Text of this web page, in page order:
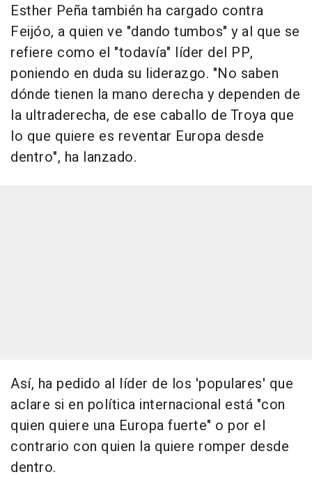
Esther Peña también ha cargado contra
Feijóo, a quien ve "dando tumbos" y al que se
refiere como el "todavía" líder del PP,
poniendo en duda su liderazgo. "No saben
dónde tienen la mano derecha y dependen de
la ultraderecha, de ese caballo de Troya que
lo que quiere es reventar Europa desde
dentro", ha lanzado.
Así, ha pedido al líder de los 'populares' que
aclare si en política internacional está "con
quien quiere una Europa fuerte" o por el
contrario con quien la quiere romper desde
dentro.